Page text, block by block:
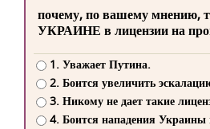
почему, по вашему мнению,
УКРАИНЕ в лицензии на
1. Уважает Путина.
2. Боится увеличить
3. Никому не дает такие
4. Боится нападения